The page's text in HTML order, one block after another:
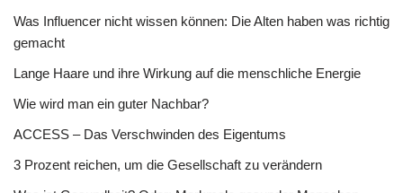
Was Influencer nicht wissen können: Die Alten haben was richtig
gemacht
Lange Haare und ihre Wirkung auf die menschliche Energie
Wie wird man ein guter Nachbar?
ACCESS – Das Verschwinden des Eigentums
3 Prozent reichen, um die Gesellschaft zu verändern